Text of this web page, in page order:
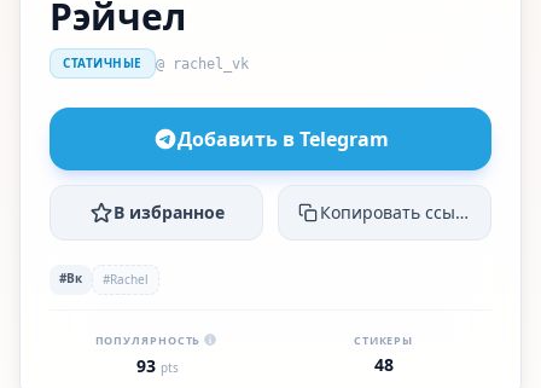
Рэйчел
СТАТИЧНЫЕ @ rachel_vk
Добавить в Telegram
В избранное Копировать ссылку
#Вк #Rachel
ПОПУЛЯРНОСТЬ
93 pts
СТИКЕРЫ
48